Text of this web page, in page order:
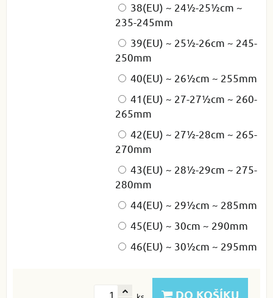
38(EU) ~ 24½-25½cm ~
235-245mm
39(EU) ~ 25½-26cm ~ 245-
250mm
40(EU) ~ 26½cm ~ 255mm
41(EU) ~ 27-27½cm ~ 260-
265mm
42(EU) ~ 27½-28cm ~ 265-
270mm
43(EU) ~ 28½-29cm ~ 275-
280mm
44(EU) ~ 29½cm ~ 285mm
45(EU) ~ 30cm ~ 290mm
46(EU) ~ 30½cm ~ 295mm
DO KOŠÍKU